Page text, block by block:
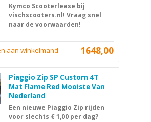
Kymco Scooterlease bij
vischscooters.nl! Vraag snel
naar de voorwaarden!
1648,00
aan winkelmand
Piaggio Zip SP Custom 4T
Mat Flame Red Mooiste Van
Nederland
Een nieuwe Piaggio Zip rijden
voor slechts € 1,00 per dag?